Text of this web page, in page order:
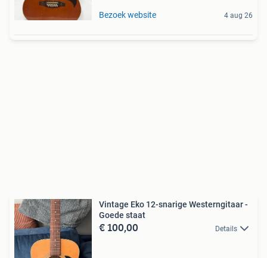
Bezoek website 4 aug 26
Vintage Eko 12-snarige Westerngitaar -
Goede staat
€ 100,00 Details